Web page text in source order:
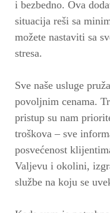
i bezbedno. Ova
situacija reši sa
možete nastaviti sa
stresa.
Sve naše usluge
povoljnim cenama.
pristup su nam
troškova – sve
posvećenost
Valjevu i okolini,
službe na koju se